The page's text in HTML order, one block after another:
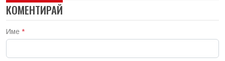
КОМЕНТИРАЙ
Име *